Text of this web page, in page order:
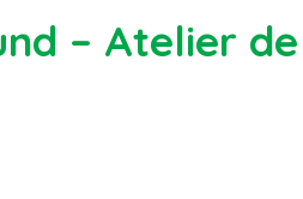
– Atelier de